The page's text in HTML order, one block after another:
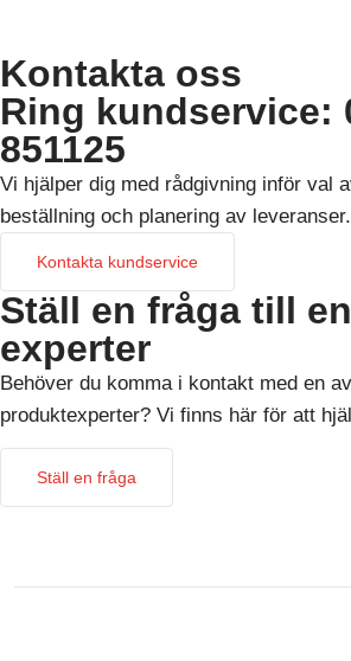
Kontakta oss
Ring kundservice:
851125
Vi hjälper dig med rådgivning inför val
beställning och planering av leveranser.
Kontakta kundservice
Ställ en fråga till
experter
Behöver du komma i kontakt med en
produktexperter? Vi finns här för att
Ställ en fråga